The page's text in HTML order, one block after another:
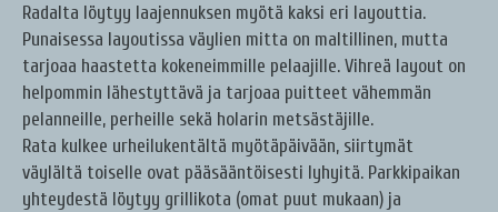
Radalta löytyy laajennuksen myötä kaksi eri layouttia.
Punaisessa layoutissa väylien mitta on maltillinen, mutta
tarjoaa haastetta kokeneimmille pelaajille. Vihreä layout on
helpommin lähestyttävä ja tarjoaa puitteet vähemmän
pelanneille, perheille sekä holarin metsästäjille.
Rata kulkee urheilukentältä myötäpäivään, siirtymät
väylältä toiselle ovat pääsääntöisesti lyhyitä. Parkkipaikan
yhteydestä löytyy grillikota (omat puut mukaan) ja